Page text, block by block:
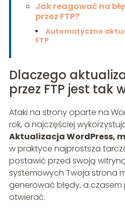
Jak reagować na
przez FTP?
Automatyczne
FTP
Dlaczego
przez FTP jest tak
Ataki na strony oparte na
rok, a najczęściej
Aktualizacja WordPress,
w praktyce najprostsza
postawić przed swoją
systemowych Twoja strona
generować błędy, a
otwierać.